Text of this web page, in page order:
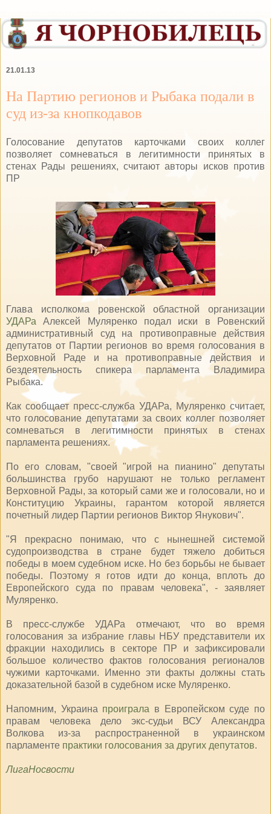
21.01.13
На Партию регионов и Рыбака подали в
суд из-за кнопкодавов
Голосование депутатов карточками своих коллег
позволяет сомневаться в легитимности принятых в
стенах Рады решениях, считают авторы исков против
ПР
Глава исполкома ровенской областной организации
УДАРа Алексей Муляренко подал иски в Ровенский
административный суд на противоправные действия
депутатов от Партии регионов во время голосования в
Верховной Раде и на противоправные действия и
бездеятельность спикера парламента Владимира
Рыбака.
Как сообщает пресс-служба УДАРа, Муляренко считает,
что голосование депутатами за своих коллег позволяет
сомневаться в легитимности принятых в стенах
парламента решениях.
По его словам, "своей "игрой на пианино" депутаты
большинства грубо нарушают не только регламент
Верховной Рады, за который сами же и голосовали, но и
Конституцию Украины, гарантом которой является
почетный лидер Партии регионов Виктор Янукович".
"Я прекрасно понимаю, что с нынешней системой
судопроизводства в стране будет тяжело добиться
победы в моем судебном иске. Но без борьбы не бывает
победы. Поэтому я готов идти до конца, вплоть до
Европейского суда по правам человека", - заявляет
Муляренко.
В пресс-службе УДАРа отмечают, что во время
голосования за избрание главы НБУ представители их
фракции находились в секторе ПР и зафиксировали
большое количество фактов голосования регионалов
чужими карточками. Именно эти факты должны стать
доказательной базой в судебном иске Муляренко.
Напомним, Украина проиграла в Европейском суде по
правам человека дело экс-судьи ВСУ Александра
Волкова из-за распространенной в украинском
парламенте практики голосования за других депутатов.
ЛигаНосвости